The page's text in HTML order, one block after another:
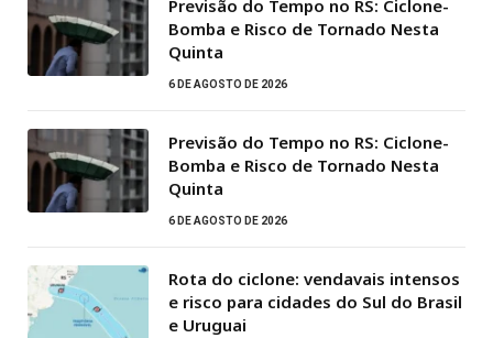
Previsão do Tempo no RS: Ciclone-
Bomba e Risco de Tornado Nesta
Quinta
6 DE AGOSTO DE 2026
Previsão do Tempo no RS: Ciclone-
Bomba e Risco de Tornado Nesta
Quinta
6 DE AGOSTO DE 2026
Rota do ciclone: vendavais intensos
e risco para cidades do Sul do Brasil
e Uruguai